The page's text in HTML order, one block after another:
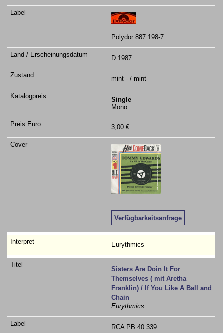
Polydor 887 198-7
D 1987
mint - / mint-
Single
Mono
3,00 €
Verfügbarkeitsanfrage
Eurythmics
Sisters Are Doin It For
Themselves ( mit Aretha
Franklin) / If You Like A Ball and
Chain
Eurythmics
RCA PB 40 339